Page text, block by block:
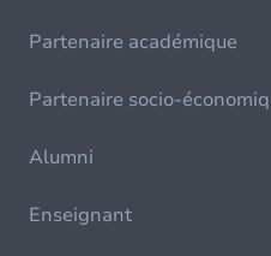
Partenaire académique
Partenaire socio-
Alumni
Enseignant